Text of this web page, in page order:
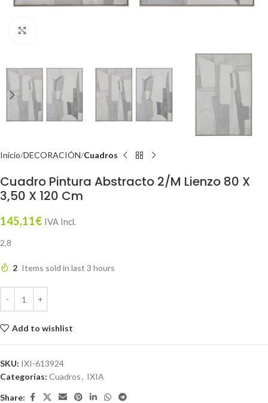
Inicio DECORACIÓN Cuadros
Cuadro Pintura Abstracto 2/M Lienzo 80 X
3,50 X 120 Cm
145,11€ IVA Incl.
2,8
2 Items sold in last 3 hours
Add to wishlist
SKU: IXI-613924
Categorías: Cuadros, IXIA
Share: